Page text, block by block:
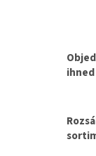
ihned